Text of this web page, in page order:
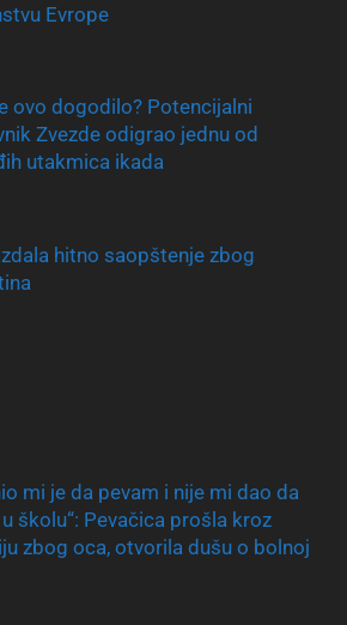
Evrope
ovo dogodilo? Potencijalni
Zvezde odigrao jednu od
utakmica ikada
hitno saopštenje zbog
mi je da pevam i nije mi dao da
školu“: Pevačica prošla kroz
zbog oca, otvorila dušu o bolnoj